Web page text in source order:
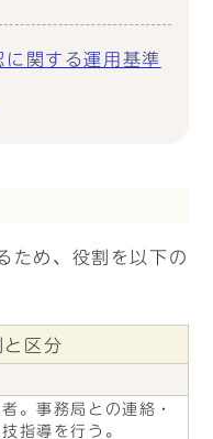
関する運用基準
ため、役割を以下の
と区分
。事務局との連絡・
指導を行う。